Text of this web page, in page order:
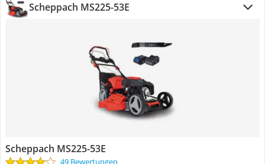
Scheppach MS225-53E
Scheppach MS225-53E
49 Bewertungen